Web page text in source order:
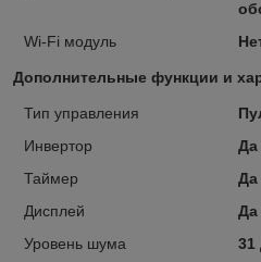
Wi-Fi модуль
Дополнительные функции и
Тип управления
Инвертор
Да
Таймер
Да
Дисплей
Да
Уровень шума
31